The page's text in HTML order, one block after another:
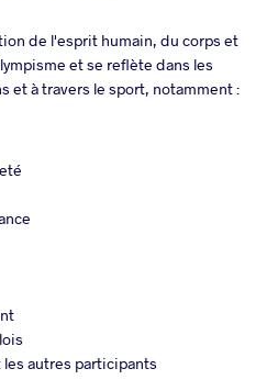
de l'esprit humain, du corps et
et se reflète dans les
et à travers le sport, notamment :
autres participants